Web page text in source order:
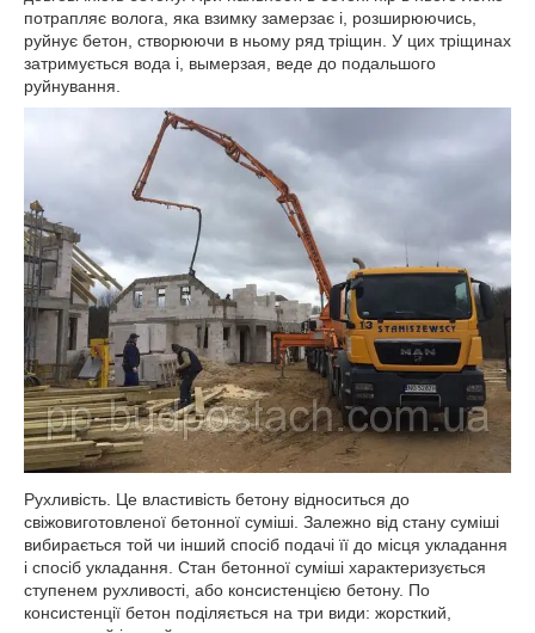
потрапляє волога, яка взимку замерзає і, розширюючись,
руйнує бетон, створюючи в ньому ряд тріщин. У цих тріщинах
затримується вода і, вымерзая, веде до подальшого
руйнування.
Рухливість. Це властивість бетону відноситься до
свіжовиготовленої бетонної суміші. Залежно від стану суміші
вибирається той чи інший спосіб подачі її до місця укладання
і спосіб укладання. Стан бетонної суміші характеризується
ступенем рухливості, або консистенцією бетону. По
консистенції бетон поділяється на три види: жорсткий,